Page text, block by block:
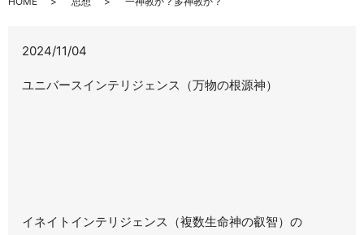
2024/11/04
ユニバースインテリジェンス（万物の根源神）
イネイトインテリジェンス（複数生命神の叡智）の